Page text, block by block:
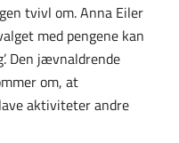
tvivl om. Anna Eiler
med pengene kan
Den jævnaldrende
om, at
aktiviteter andre